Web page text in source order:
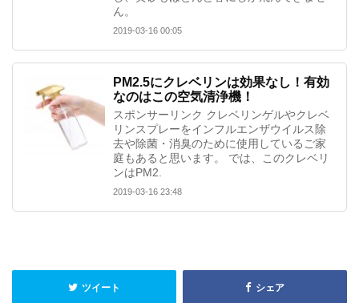
ん。
2019-03-16 00:05
PM2.5にクレベリンは効果なし！有効
なのはこの空気清浄機！
スポンサーリンク クレベリンゲルやクレベ
リンスプレーをインフルエンザウイルス除
去や除菌・消臭のために使用しているご家
庭もあると思います。 では、このクレベリ
ンはPM2.
2019-03-16 23:48
ツイート シェア